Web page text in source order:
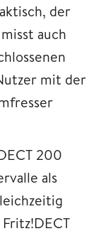
der
auch
mit der
200
als